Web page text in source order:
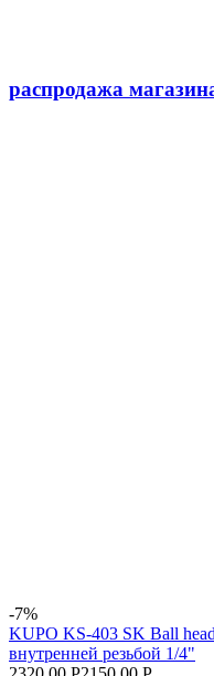
распродажа
-7%
KUPO KS-403 SK Ball
внутренней резьбой 1/4"